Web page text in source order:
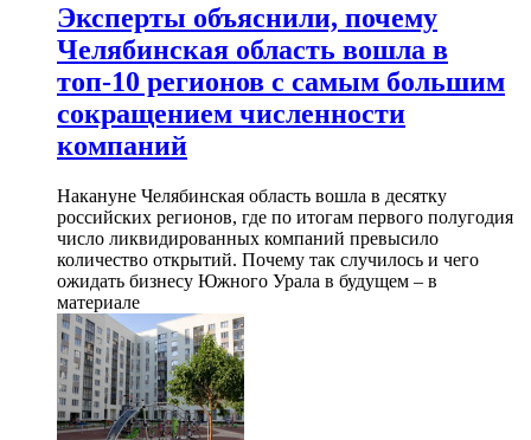
Эксперты объяснили, почему
Челябинская область вошла в
топ-10 регионов с самым большим
сокращением численности
компаний
Накануне Челябинская область вошла в десятку
российских регионов, где по итогам первого полугодия
число ликвидированных компаний превысило
количество открытий. Почему так случилось и чего
ожидать бизнесу Южного Урала в будущем – в
материале